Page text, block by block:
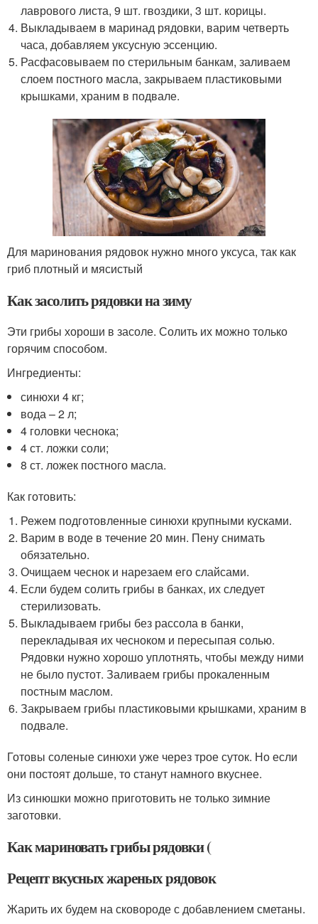
лаврового листа, 9 шт. гвоздики, 3 шт. корицы.
Выкладываем в маринад рядовки, варим четверть
часа, добавляем уксусную эссенцию.
Расфасовываем по стерильным банкам, заливаем
слоем постного масла, закрываем пластиковыми
крышками, храним в подвале.
Для маринования рядовок нужно много уксуса, так как
гриб плотный и мясистый
Как засолить рядовки на зиму
Эти грибы хороши в засоле. Солить их можно только
горячим способом.
Ингредиенты:
синюхи 4 кг;
вода – 2 л;
4 головки чеснока;
4 ст. ложки соли;
8 ст. ложек постного масла.
Как готовить:
Режем подготовленные синюхи крупными кусками.
Варим в воде в течение 20 мин. Пену снимать
обязательно.
Очищаем чеснок и нарезаем его слайсами.
Если будем солить грибы в банках, их следует
стерилизовать.
Выкладываем грибы без рассола в банки,
перекладывая их чесноком и пересыпая солью.
Рядовки нужно хорошо уплотнять, чтобы между ними
не было пустот. Заливаем грибы прокаленным
постным маслом.
Закрываем грибы пластиковыми крышками, храним в
подвале.
Готовы соленые синюхи уже через трое суток. Но если
они постоят дольше, то станут намного вкуснее.
Из синюшки можно приготовить не только зимние
заготовки.
Как мариновать грибы рядовки (
Рецепт вкусных жареных рядовок
Жарить их будем на сковороде с добавлением сметаны.